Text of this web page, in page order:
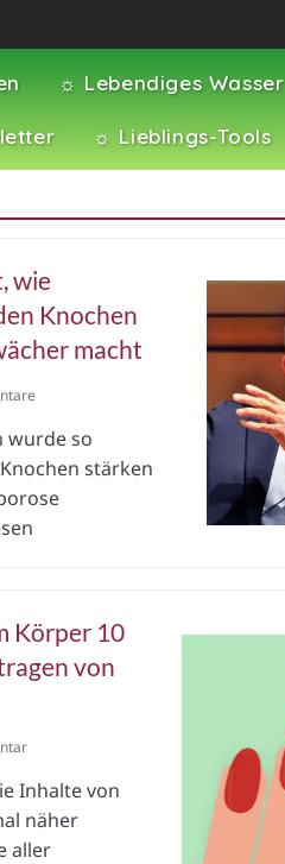
☼ Lebendiges Wasser
☼ Lieblings-Tools
wie
Knochen
macht
wurde so
stärken
Körper 10
von
Inhalte von
näher
aller